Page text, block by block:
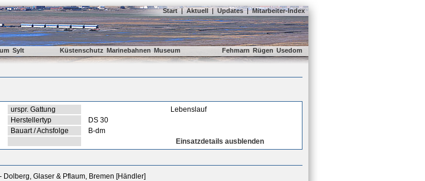
Start | Aktuell | Updates | Mitarbeiter-Index
Sylt Küstenschutz Marinebahnen Museum Fehmarn Rügen Usedom
urspr. Gattung
Lebenslauf
Herstellertyp
DS 30
Bauart / Achsfolge
B-dm
Einsatzdetails ausblenden
Dolberg, Glaser & Pflaum, Bremen [Händler]